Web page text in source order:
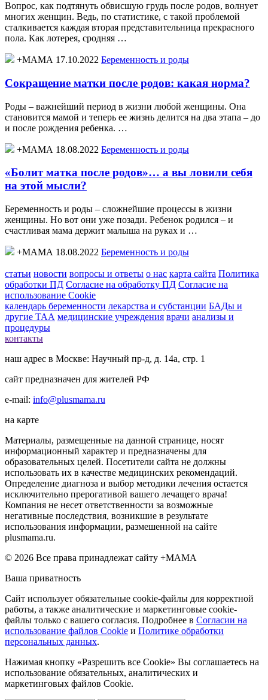
Вопрос, как подтянуть обвисшую грудь после родов, волнует
многих женщин. Ведь, по статистике, с такой проблемой
сталкивается каждая вторая представительница прекрасного
пола. Как лотерея, сродняя …
+МАМА 17.10.2022 Беременность и роды
Сокращение матки после родов: какая норма?
Роды – важнейший период в жизни любой женщины. Она
становится мамой и теперь ее жизнь делится на два этапа – до
и после рождения ребенка. …
+МАМА 18.08.2022 Беременность и роды
«Болит матка после родов»… а вы ловили себя
на этой мысли?
Беременность и роды – сложнейшие процессы в жизни
женщины. Но вот они уже позади. Ребенок родился – и
счастливая мама держит малыша на руках и …
+МАМА 18.08.2022 Беременность и роды
статьи новости вопросы и ответы о нас карта сайта Политика
обработки ПД Согласие на обработку ПД Согласие на
использование Cookie
календарь беременности лекарства и субстанции БАДы и
другие ТАА медицинские учреждения врачи анализы и
процедуры
контакты
наш адрес в Москве: Научный пр-д, д. 14а, стр. 1
сайт предназначен для жителей РФ
e-mail: info@plusmama.ru
на карте
Материалы, размещенные на данной странице, носят
информационный характер и предназначены для
образовательных целей. Посетители сайта не должны
использовать их в качестве медицинских рекомендаций.
Определение диагноза и выбор методики лечения остается
исключительно прерогативой вашего лечащего врача!
Компания не несет ответственности за возможные
негативные последствия, возникшие в результате
использования информации, размешенной на сайте
plusmama.ru.
© 2026 Все права принадлежат сайту +МАМА
Ваша приватность
Сайт использует обязательные cookie-файлы для корректной
работы, а также аналитические и маркетинговые cookie-
файлы только с вашего согласия. Подробнее в Согласии на
использование файлов Cookie и Политике обработки
персональных данных.
Нажимая кнопку «Разрешить все Cookie» Вы соглашаетесь на
использование обязательных, аналитических и
маркетинговых файлов Cookie.